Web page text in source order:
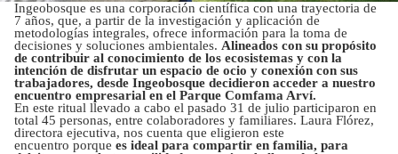
Ingeobosque es una corporación científica con una trayectoria de
7 años, que, a partir de la investigación y aplicación de
metodologías integrales, ofrece información para la toma de
decisiones y soluciones ambientales. Alineados con su propósito
de contribuir al conocimiento de los ecosistemas y con la
intención de disfrutar un espacio de ocio y conexión con sus
trabajadores, desde Ingeobosque decidieron acceder a nuestro
encuentro empresarial en el Parque Comfama Arví.
En este ritual llevado a cabo el pasado 31 de julio participaron en
total 45 personas, entre colaboradores y familiares. Laura Flórez,
directora ejecutiva, nos cuenta que eligieron este
encuentro porque es ideal para compartir en familia, para